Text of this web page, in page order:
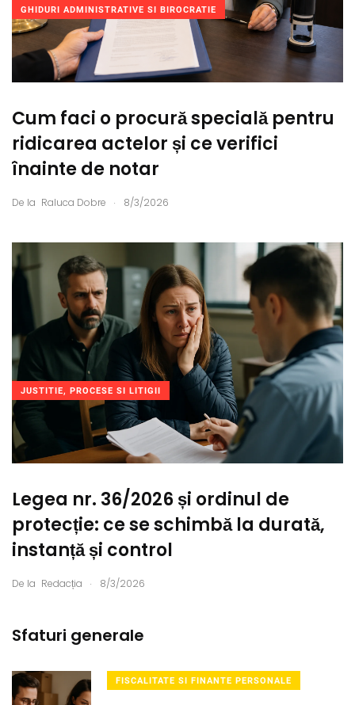
GHIDURI ADMINISTRATIVE SI BIROCRATIE
Cum faci o procură specială pentru
ridicarea actelor și ce verifici
înainte de notar
De la Raluca Dobre . 8/3/2026
JUSTITIE, PROCESE SI LITIGII
Legea nr. 36/2026 și ordinul de
protecție: ce se schimbă la durată,
instanță și control
De la Redacția . 8/3/2026
Sfaturi generale
FISCALITATE SI FINANTE PERSONALE